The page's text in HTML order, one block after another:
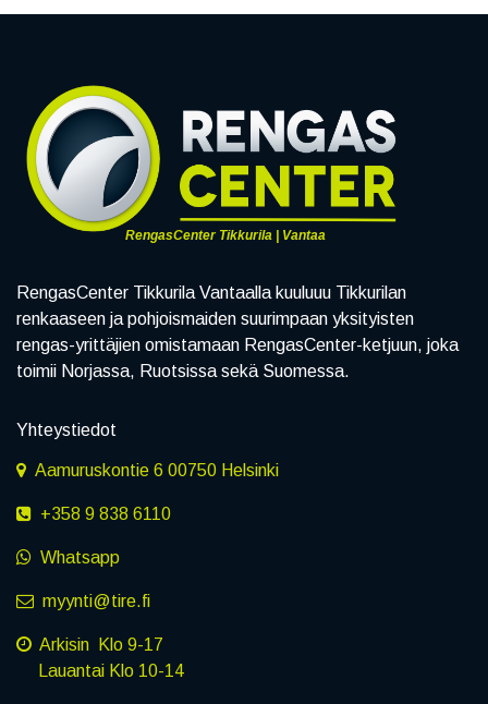
RengasCenter Tikkurila | Vantaa
RengasCenter Tikkurila Vantaalla kuuluuu Tikkurilan
renkaaseen ja pohjoismaiden suurimpaan yksityisten
rengas-yrittäjien omistamaan RengasCenter-ketjuun, joka
toimii Norjassa, Ruotsissa sekä Suomessa.
Yhteystiedot
Aamuruskontie 6 00750 Helsinki
+358 9 838 6110
Whatsapp
myynti@tire.fi
Arkisin Klo 9-17
Lauantai Klo 10-14